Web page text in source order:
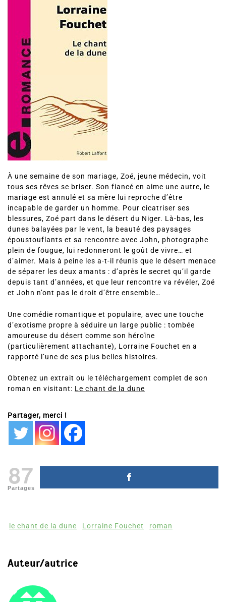
À une semaine de son mariage, Zoé, jeune médecin, voit
tous ses rêves se briser. Son fiancé en aime une autre, le
mariage est annulé et sa mère lui reproche d’être
incapable de garder un homme. Pour cicatriser ses
blessures, Zoé part dans le désert du Niger. Là-bas, les
dunes balayées par le vent, la beauté des paysages
époustouflants et sa rencontre avec John, photographe
plein de fougue, lui redonneront le goût de vivre… et
d’aimer. Mais à peine les a-t-il réunis que le désert menace
de séparer les deux amants : d’après le secret qu’il garde
depuis tant d’années, et que leur rencontre va révéler, Zoé
et John n’ont pas le droit d’être ensemble…
Une comédie romantique et populaire, avec une touche
d’exotisme propre à séduire un large public : tombée
amoureuse du désert comme son héroïne
(particulièrement attachante), Lorraine Fouchet en a
rapporté l’une de ses plus belles histoires.
Obtenez un extrait ou le téléchargement complet de son
roman en visitant: Le chant de la dune
Partager, merci !
87
Partages
le chant de la dune Lorraine Fouchet roman
Auteur/autrice